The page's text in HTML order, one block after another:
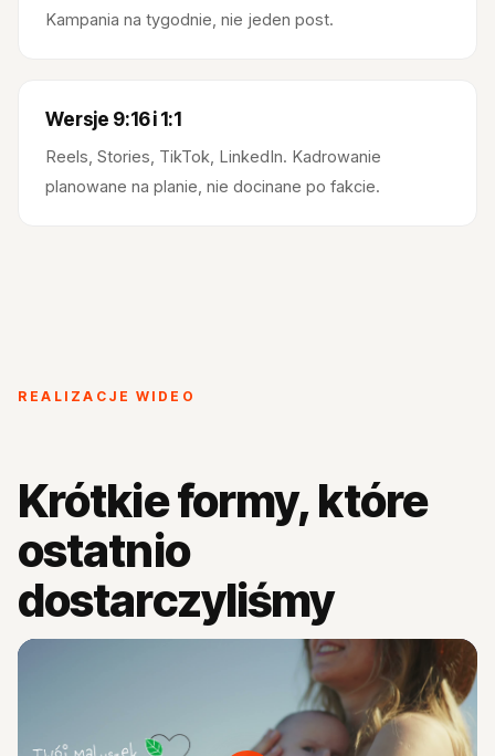
Kampania na tygodnie, nie jeden post.
Wersje 9:16 i 1:1
Reels, Stories, TikTok, LinkedIn. Kadrowanie
planowane na planie, nie docinane po fakcie.
REALIZACJE WIDEO
Krótkie formy, które
ostatnio
dostarczyliśmy